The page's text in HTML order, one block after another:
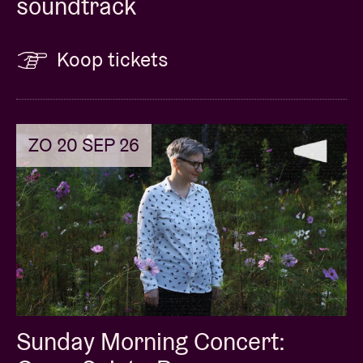
soundtrack
Koop tickets
ZO 20 SEP 26
Sunday Morning Concert: